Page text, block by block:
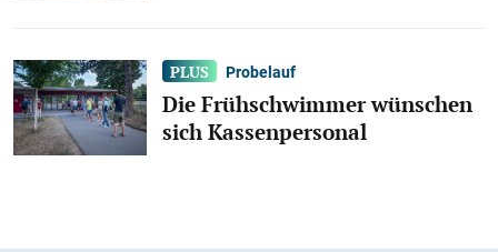
Probelauf
Die Frühschwimmer wünschen
sich Kassenpersonal